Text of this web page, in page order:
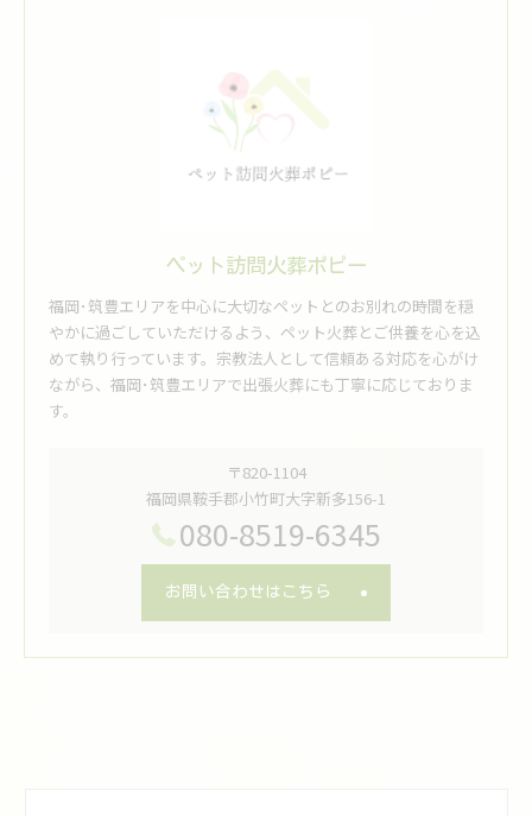
ペット訪問火葬ポピー
福岡･筑豊エリアを中心に大切なペットとのお別れの時間を穏
やかに過ごしていただけるよう、ペット火葬とご供養を心を込
めて執り行っています。宗教法人として信頼ある対応を心がけ
ながら、福岡･筑豊エリアで出張火葬にも丁寧に応じておりま
す。
〒820-1104
福岡県鞍手郡小竹町大字新多156-1
080-8519-6345
お問い合わせはこちら